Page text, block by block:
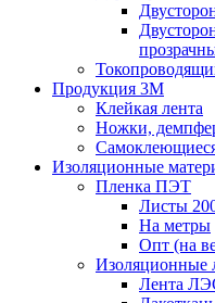
Продукция 3M
Клейкая лента
Ножки,
Изоляционные
Пленка ПЭТ
Листы
На метры
Опт (на
Изоляционные
Лента